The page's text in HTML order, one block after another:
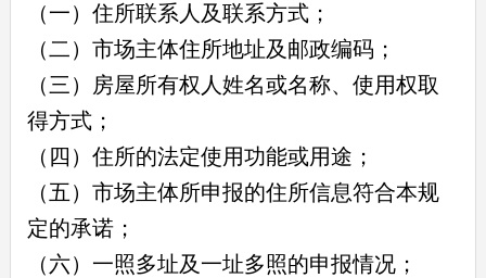
（一）住所联系人及联系方式；
（二）市场主体住所地址及邮政编码；
（三）房屋所有权人姓名或名称、使用权取
得方式；
（四）住所的法定使用功能或用途；
（五）市场主体所申报的住所信息符合本规
定的承诺；
（六）一照多址及一址多照的申报情况；